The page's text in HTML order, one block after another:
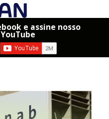
e assine nosso